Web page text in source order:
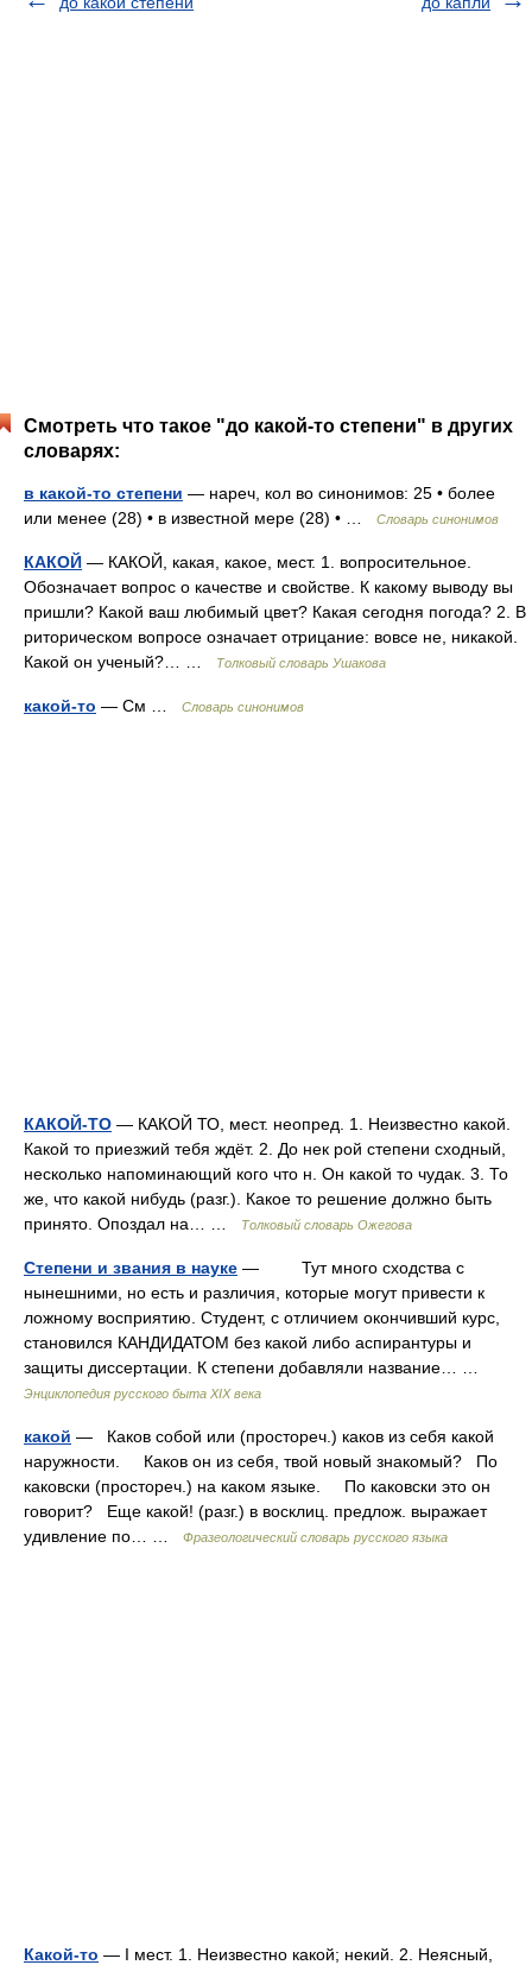
Смотреть что такое "до какой-то степени" в других
словарях:
в какой-то степени — нареч, кол во синонимов: 25 • более
или менее (28) • в известной мере (28) • …
Словарь синонимов
КАКОЙ — КАКОЙ, какая, какое, мест. 1. вопросительное.
Обозначает вопрос о качестве и свойстве. К какому выводу вы
пришли? Какой ваш любимый цвет? Какая сегодня погода? 2. В
риторическом вопросе означает отрицание: вовсе не, никакой.
Какой он ученый?… …
Толковый словарь Ушакова
какой-то — См … Словарь синонимов
КАКОЙ-ТО — КАКОЙ ТО, мест. неопред. 1. Неизвестно какой.
Какой то приезжий тебя ждёт. 2. До нек рой степени сходный,
несколько напоминающий кого что н. Он какой то чудак. 3. То
же, что какой нибудь (разг.). Какое то решение должно быть
принято. Опоздал на… …
Толковый словарь Ожегова
Степени и звания в науке — Тут много сходства с
нынешними, но есть и различия, которые могут привести к
ложному восприятию. Студент, с отличием окончивший курс,
становился КАНДИДАТОМ без какой либо аспирантуры и
защиты диссертации. К степени добавляли название… …
Энциклопедия русского быта XIX века
какой — Каков собой или (простореч.) каков из себя какой
наружности. Каков он из себя, твой новый знакомый? По
каковски (простореч.) на каком языке. По каковски это он
говорит? Еще какой! (разг.) в восклиц. предлож. выражает
удивление по… …
Фразеологический словарь русского языка
Какой-то — I мест. 1. Неизвестно какой; некий. 2. Неясный,